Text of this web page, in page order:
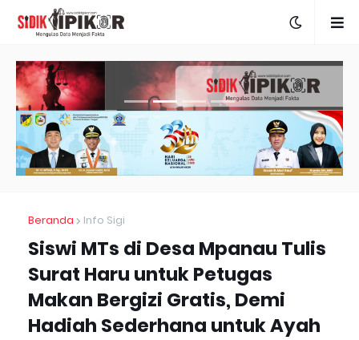
Beranda Info Sigi
Siswi MTs di Desa Mpanau Tulis
Surat Haru untuk Petugas
Makan Bergizi Gratis, Demi
Hadiah Sederhana untuk Ayah